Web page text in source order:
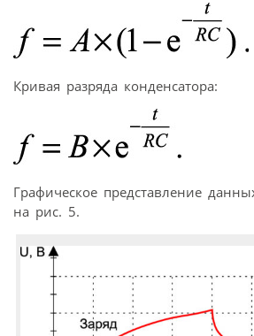
Кривая разряда конденсатора:
Графическое представление
на рис. 5.